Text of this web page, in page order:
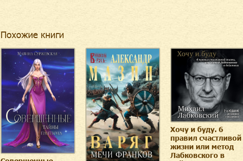
Похожие книги
Хочу и буду. 6
правил счастливой
жизни или метод
Лабковского в